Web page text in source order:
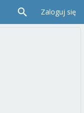
Zaloguj się